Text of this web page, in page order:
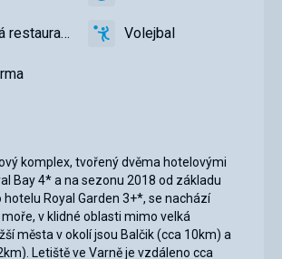
komplex, tvořený dvěma hotelovými
Bay 4* a na sezonu 2018 od základu
Royal Garden 3+*, se nachází
v klidné oblasti mimo velká
města v okolí jsou Balčik (cca 10km) a
Letiště ve Varně je vzdáleno cca
Dětský
restaurace VolejbalVolejbal
ano